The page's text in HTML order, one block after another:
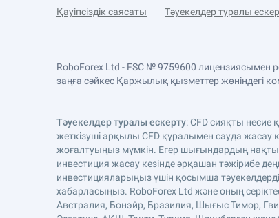
Қауіпсіздік саясаты Тәуекелдер туралы
RoboForex Ltd - FSC № 9759600 лицензиясымен
заңға сәйкес Қаржылық қызметтер жөніндегі
Тәуекелдер туралы ескерту: CFD сияқты
жеткізуші арқылы CFD құралымен сауда жасау
жоғалтуыңыз мүмкін. Егер шығындардың нақты
инвестиция жасау кезінде әрқашан тәжірибе
инвестицияларыңыз үшін қосымша
хабарласыңыз. RoboForex Ltd және оның
Австралия, Бонэйр, Бразилия, Шығыс Тимор,